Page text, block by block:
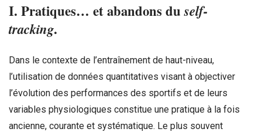
I. Pratiques… et abandons duself-
tracking.
Dans le contexte de l’entraînement de haut-niveau,
l’utilisation de données quantitatives visant à objectiver
l’évolution des performances des sportifs et de leurs
variables physiologiques constitue une pratique à la fois
ancienne, courante et systématique. Le plus souvent